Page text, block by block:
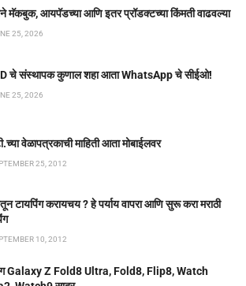
मॅकबुक, आयपॅडच्या आणि इतर प्रॉडक्टच्या किंमती वाढवल्या
25, 2026
चे संस्थापक कुणाल शहा आता WhatsApp चे सीईओ!
25, 2026
वेळापत्रकाची माहिती आता मोबाईलवर
25, 2012
टायपिंग करायचय ? हे पर्याय वापरा आणि सुरू करा मराठी
10, 2012
Galaxy Z Fold8 Ultra, Fold8, Flip8, Watch